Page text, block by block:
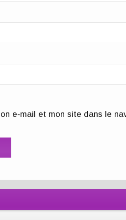
e-mail et mon site dans le